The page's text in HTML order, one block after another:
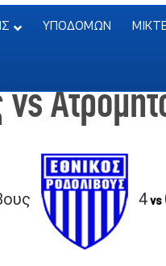
ΥΠΟΔΟΜΩΝ
4vs